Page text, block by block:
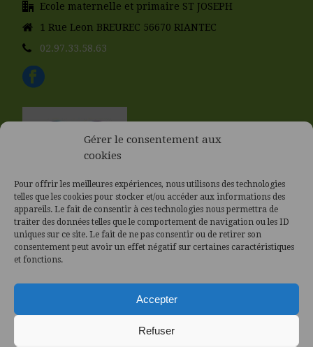
Gérer le consentement aux
cookies
Pour offrir les meilleures expériences, nous utilisons des technologies
telles que les cookies pour stocker et/ou accéder aux informations des
appareils. Le fait de consentir à ces technologies nous permettra de
traiter des données telles que le comportement de navigation ou les ID
uniques sur ce site. Le fait de ne pas consentir ou de retirer son
consentement peut avoir un effet négatif sur certaines caractéristiques
et fonctions.
Accepter
Refuser
Ecole maternelle et primaire ST JOSEPH
1 Rue Leon BREUREC 56670 RIANTEC
02.97.33.58.63